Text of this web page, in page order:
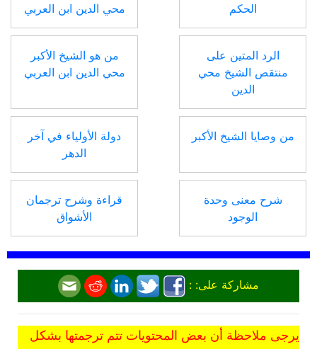
الحكم
محي الدين ابن العربي
الرد المتين على
منتقص الشيخ محي
الدين
من هو الشيخ الأكبر
محي الدين ابن العربي
من وصايا الشيخ الأكبر
دولة الأولياء في آخر
الدهر
شرح معنى وحدة
الوجود
قراءة وشرح ترجمان
الأشواق
مشاركة على: :
يرجى ملاحظة أن بعض المحتويات تتم ترجمتها بشكل